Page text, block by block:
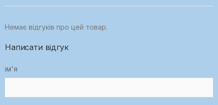
Немає відгуків про цей товар.
Написати відгук
ім'я